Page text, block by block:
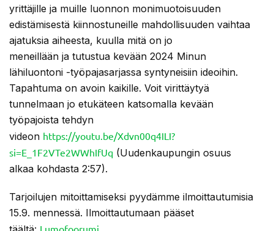
yrittäjille ja muille luonnon monimuotoisuuden
edistämisestä kiinnostuneille mahdollisuuden vaihtaa
ajatuksia aiheesta, kuulla mitä on jo
meneillään ja tutustua kevään 2024 Minun
lähiluontoni -työpajasarjassa syntyneisiin ideoihin.
Tapahtuma on avoin kaikille. Voit virittäytyä
tunnelmaan jo etukäteen katsomalla kevään
työpajoista tehdyn
videon https://youtu.be/Xdvn00q4ILI?
si=E_1F2VTe2WWhIfUq (Uudenkaupungin osuus
alkaa kohdasta 2:57).
Tarjoilujen mitoittamiseksi pyydämme ilmoittautumisia
15.9. mennessä. Ilmoittautumaan pääset